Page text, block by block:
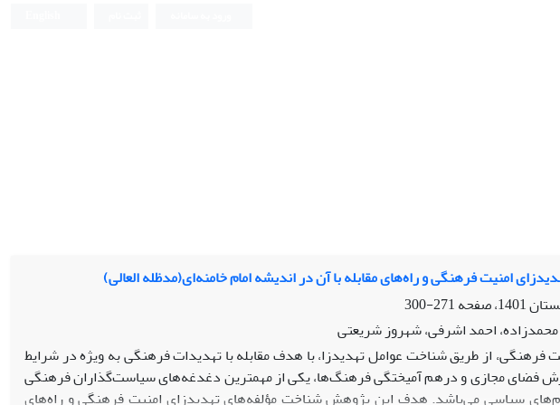
امنیت فرهنگی و راه‌های مقابله با آن در اندیشه امام خامنه‌ای(مدظله العالی)
271-300
محمدزاده، احمد اشرفی، شهروز شریعتی
فرهنگی، از طریق شناخت عوامل تهدیدزا، با هدف مقابله با تهدیدات فرهنگی به ویژه در شرایط
فضای مجازی و درهم آمیختگی فرهنگ‌ها، یکی از مهمترین دغدغه‌های سیاست‌گذاران فرهنگی
سیاسی می‌باشد. هدف این پژوهش شناخت مؤلفه‌های تهدیدزای امنیت فرهنگی و راه‌های